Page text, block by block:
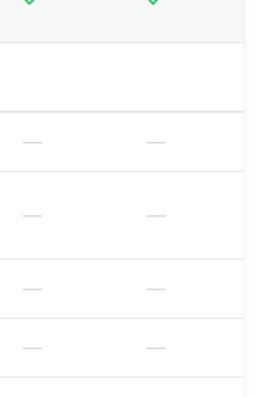
— —
— —
— —
— —